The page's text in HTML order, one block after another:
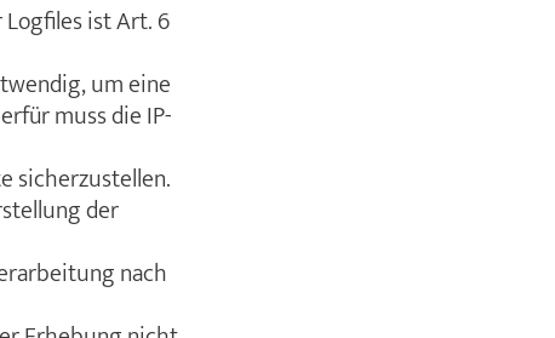
ist Art. 6
um eine
muss die IP-
sicherzustellen.
der
nach